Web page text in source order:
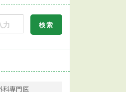
科専門医